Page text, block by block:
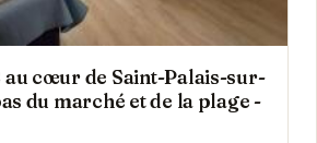
au cœur de Saint-Palais-sur-
du marché et de la plage -